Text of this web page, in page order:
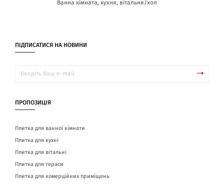
Ванна кімната, кухня, вітальня/хол
ПІДПИСАТИСЯ НА НОВИНИ
ПРОПОЗИЦІЯ
Плитка для ванної кімнати
Плитка для кухні
Плитка для вітальні
Плитка для тераси
Плитка для комерційних приміщень